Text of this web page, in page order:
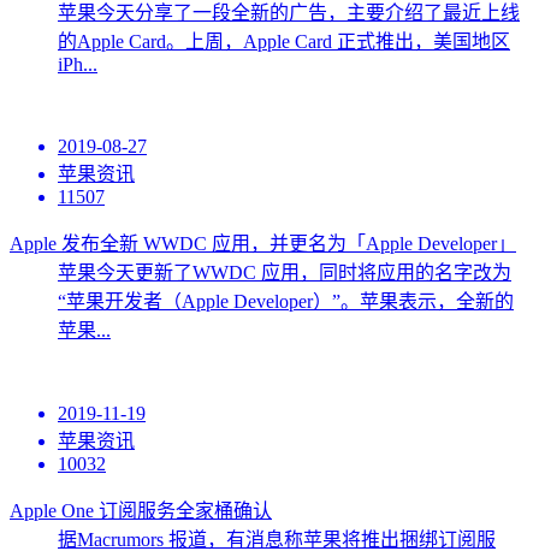
苹果今天分享了一段全新的广告，主要介绍了最近上线
的Apple Card。上周，Apple Card 正式推出，美国地区
iPh...
2019-08-27
苹果资讯
11507
Apple 发布全新 WWDC 应用，并更名为「Apple Developer」
苹果今天更新了WWDC 应用，同时将应用的名字改为
“苹果开发者（Apple Developer）”。苹果表示，全新的
苹果...
2019-11-19
苹果资讯
10032
Apple One 订阅服务全家桶确认
据Macrumors 报道，有消息称苹果将推出捆绑订阅服